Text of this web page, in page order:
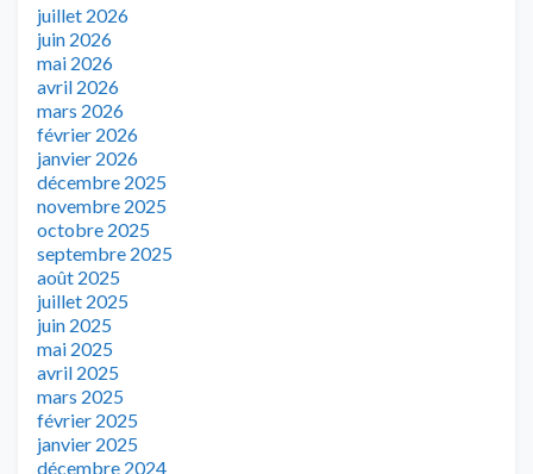
juillet 2026
juin 2026
mai 2026
avril 2026
mars 2026
février 2026
janvier 2026
décembre 2025
novembre 2025
octobre 2025
septembre 2025
août 2025
juillet 2025
juin 2025
mai 2025
avril 2025
mars 2025
février 2025
janvier 2025
décembre 2024